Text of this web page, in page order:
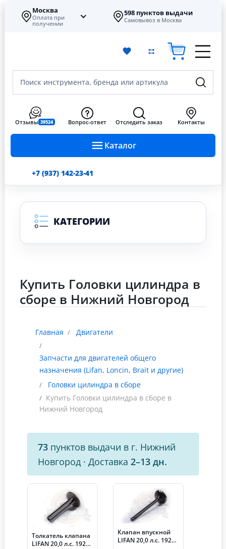
Москва
Оплата при
получении
598 пунктов выдачи
Самовывоз в Москва
Поиск инструмента, бренда или артикула
Каталог
Отзывы 39524 Вопрос-ответ Отследить заказ Контакты
+7 (937) 142-23-41
КАТЕГОРИИ
Купить Головки цилиндра в
сборе в Нижний Новгород
Главная Двигатели
Запчасти для двигателей общего
назначения (Lifan, Loncin, Brait и другие)
Головки цилиндра в сборе
Купить Головки цилиндра в сборе в
Нижний Новгород
73 пунктов выдачи в г. Нижний
Новгород · Доставка 2–13 дн.
Толкатель клапана
LIFAN 20,0 л.с. 192F-
Клапан впускной
LIFAN 20,0 л.с. 192F-